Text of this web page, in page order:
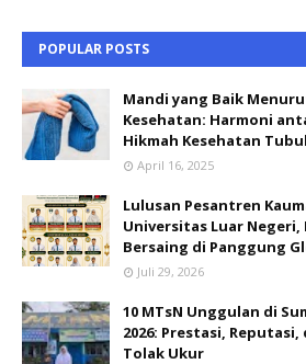
POPULAR POSTS
Mandi yang Baik
Kesehatan: Harmoni
Hikmah Kesehatan
April 16, 2025
Lulusan Pesantren
Universitas Luar
Bersaing di Panggung
Juli 29, 2026
10 MTsN Unggulan di
2026: Prestasi, Reputasi,
Tolak Ukur